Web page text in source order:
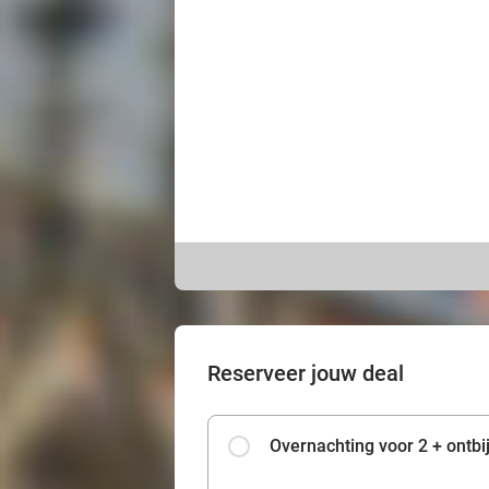
Reserveer jouw deal
Overnachting voor 2 +